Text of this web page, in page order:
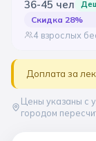
36-45 чел
Скидка 28%
4 взрослых
Доплата за
Цены указаны с
городом